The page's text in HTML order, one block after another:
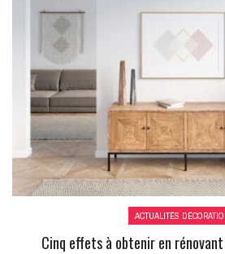
ACTUALITÉS
Cinq effets à obtenir en